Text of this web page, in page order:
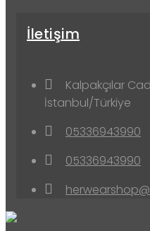
İletişim
Kalpakçılar
İstanbul/Türkiye
05336943990
05336943990